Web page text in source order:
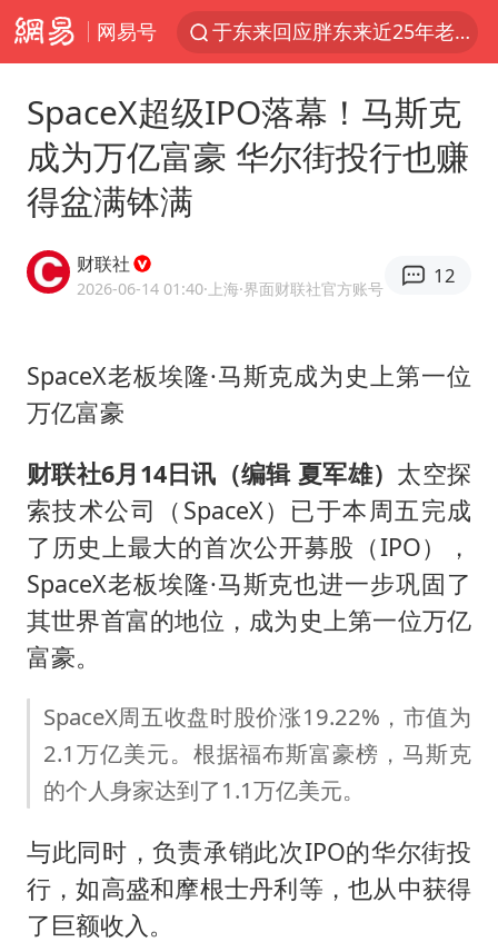
网易号
于东来回应胖东来近25年老店年底关闭
白海豚对华东华北影响会大于巴威
独闯南太行的失联女生最后轨迹已确认
香港刷新1884年以来最高气温纪录
上海全力守护市民“菜篮子”
以军士兵把枪口对准中国记者
猫咪过火把节被抹成黑猫
BLG经理辟谣Bin离队
SpaceX超级IPO落幕！马斯克
成为万亿富豪 华尔街投行也赚
得盆满钵满
财联社
2026-06-14 01:40·上海·界面财联社官方账号
12
SpaceX老板埃隆·马斯克成为史上第一位
万亿富豪
财联社6月14日讯（编辑 夏军雄） 太空探
索技术公司（SpaceX）已于本周五完成
了历史上最大的首次公开募股（IPO），
SpaceX老板埃隆·马斯克也进一步巩固了
其世界首富的地位，成为史上第一位万亿
富豪。
SpaceX周五收盘时股价涨19.22%，市值为
2.1万亿美元。根据福布斯富豪榜，马斯克
的个人身家达到了1.1万亿美元。
与此同时，负责承销此次IPO的华尔街投
行，如高盛和摩根士丹利等，也从中获得
了巨额收入。